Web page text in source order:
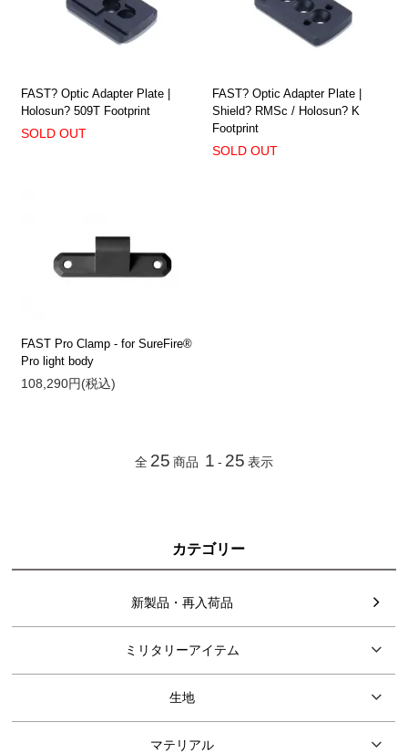
FAST? Optic Adapter Plate |
Holosun? 509T Footprint
SOLD OUT
FAST? Optic Adapter Plate |
Shield? RMSc / Holosun? K
Footprint
SOLD OUT
FAST Pro Clamp - for SureFire®
Pro light body
108,290円(税込)
全 25 商品 1 - 25 表示
カテゴリー
新製品・再入荷品
ミリタリーアイテム
生地
マテリアル